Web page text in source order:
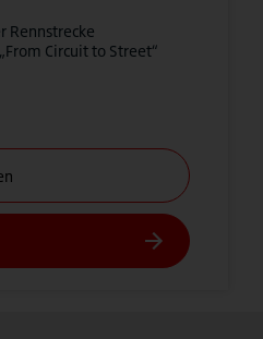
Rennstrecke
Circuit to Street“